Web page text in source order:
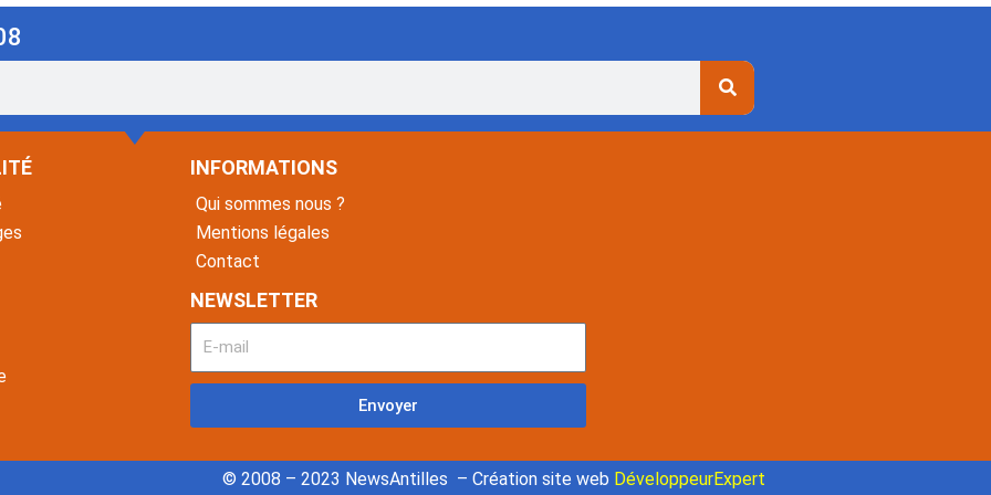
INFORMATIONS
Qui sommes nous ?
Mentions légales
Contact
NEWSLETTER
Envoyer
© 2008 – 2023 NewsAntilles – Création site web DéveloppeurExpert